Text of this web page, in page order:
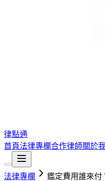
律點通
首頁法律專欄合作律師關於
法律專欄
鑑定費用誰來付